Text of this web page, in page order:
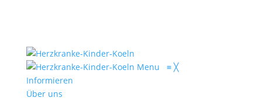
Menu ≡ ╳
Informieren
Über uns